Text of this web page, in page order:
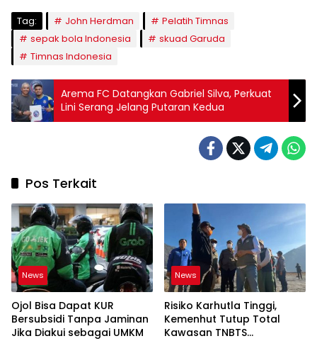
Tag: John Herdman
Pelatih Timnas
sepak bola Indonesia
skuad Garuda
Timnas Indonesia
Arema FC Datangkan Gabriel Silva, Perkuat
Lini Serang Jelang Putaran Kedua
Pos Terkait
News
Ojol Bisa Dapat KUR
Bersubsidi Tanpa Jaminan
Jika Diakui sebagai UMKM
News
Risiko Karhutla Tinggi,
Kemenhut Tutup Total
Kawasan TNBTS